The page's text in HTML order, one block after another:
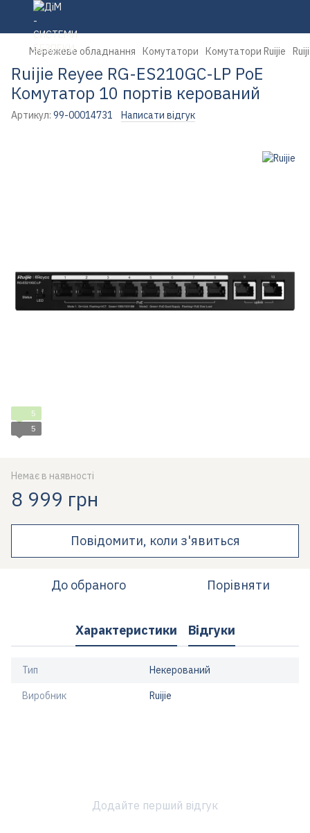
Мережеве обладнання Комутатори Комутатори Ruijie
Ruijie Reyee RG-ES210GC-LP PoE
Комутатор 10 портів керований
Артикул: 99-00014731 Написати відгук
5
5
Немає в наявності
8 999 грн
Повідомити, коли з'явиться
До обраного Порівняти
Характеристики Відгуки
Тип Некерований
Виробник Ruijie
Додайте перший відгук